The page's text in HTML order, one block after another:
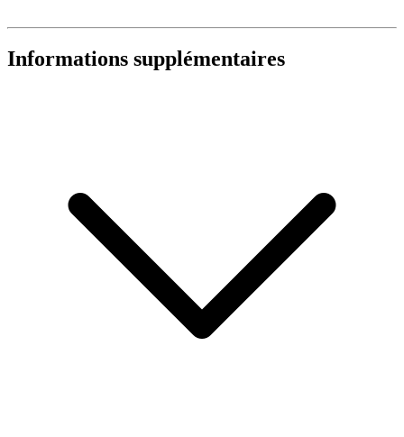
Informations supplémentaires